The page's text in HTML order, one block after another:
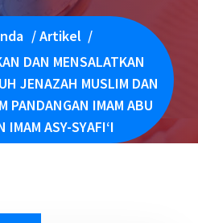
/Artikel /
DAN MENSALATKAN
JENAZAH MUSLIM DAN
PANDANGAN IMAM ABU
IMAM ASY-SYAFI‘I